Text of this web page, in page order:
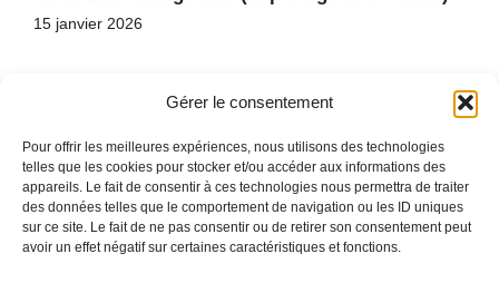
Gérer le consentement
Pour offrir les meilleures expériences, nous utilisons des technologies
telles que les cookies pour stocker et/ou accéder aux informations des
appareils. Le fait de consentir à ces technologies nous permettra de traiter
des données telles que le comportement de navigation ou les ID uniques
sur ce site. Le fait de ne pas consentir ou de retirer son consentement peut
avoir un effet négatif sur certaines caractéristiques et fonctions.
15 janvier 2026
ACCUEIL
CONTACT
PLAN DU SITE